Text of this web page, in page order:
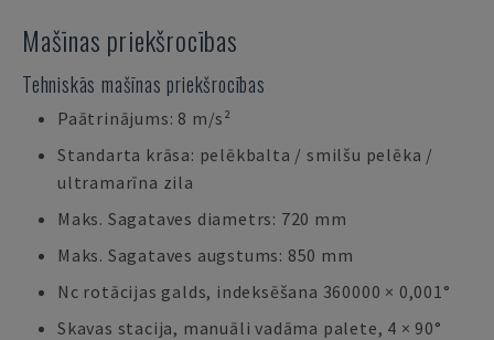
Mašīnas priekšrocības
Tehniskās mašīnas priekšrocības
Paātrinājums: 8 m/s²
Standarta krāsa: pelēkbalta / smilšu pelēka /
ultramarīna zila
Maks. Sagataves diametrs: 720 mm
Maks. Sagataves augstums: 850 mm
Nc rotācijas galds, indeksēšana 360000 × 0,001°
Skavas stacija, manuāli vadāma palete, 4 × 90°